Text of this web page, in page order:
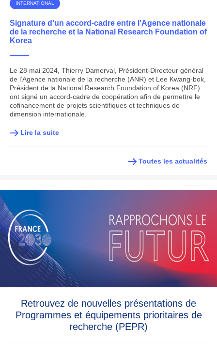
INTERNATIONAL
Signature d’un accord-cadre entre l’Agence nationale
de la recherche et la National Research Foundation of
Korea
Le 28 mai 2024, Thierry Damerval, Président-Directeur général
de l’Agence nationale de la recherche (ANR) et Lee Kwang-bok,
Président de la National Research Foundation of Korea (NRF)
ont signé un accord-cadre de coopération afin de permettre le
cofinancement de projets scientifiques et techniques de
dimension internationale.
Lire la suite
Toutes les actualités
Retrouvez de nouvelles présentations de
Programmes et équipements prioritaires de
recherche (PEPR)